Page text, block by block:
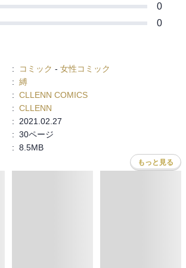
0
0
: コミック - 女性コミック
: 縛
: CLLENN COMICS
: CLLENN
:
2021.02.27
: 30ページ
: 8.5MB
もっと見る